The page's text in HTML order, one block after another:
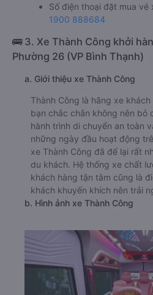
Số điện thoại đặt mua vé
1900 888684
🚌 3. Xe Thành Công khởi
Phường 26 (VP Bình Thạnh)
a. Giới thiệu xe Thành Công
Thành Công là hãng xe
bạn chắc chắn không nên bỏ
hành trình di chuyển an toàn
những ngày đầu hoạt động
xe Thành Công đã để lại rất
du khách. Hệ thống xe chất
khách hàng tận tâm cũng là
khách khuyến khích nên trải
b. Hình ảnh xe Thành Công